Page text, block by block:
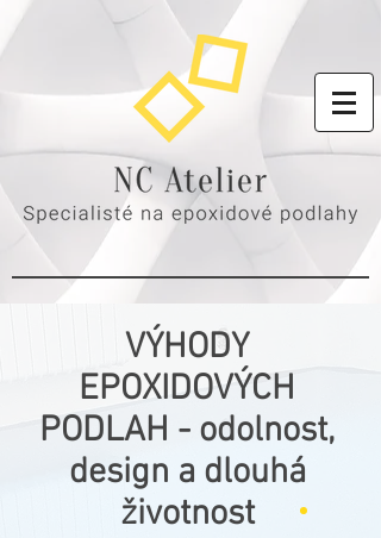
VÝHODY
EPOXIDOVÝCH
PODLAH - odolnost,
design a dlouhá
životnost